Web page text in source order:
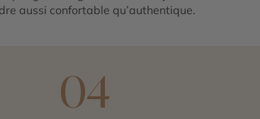
aussi confortable qu’authentique.
04